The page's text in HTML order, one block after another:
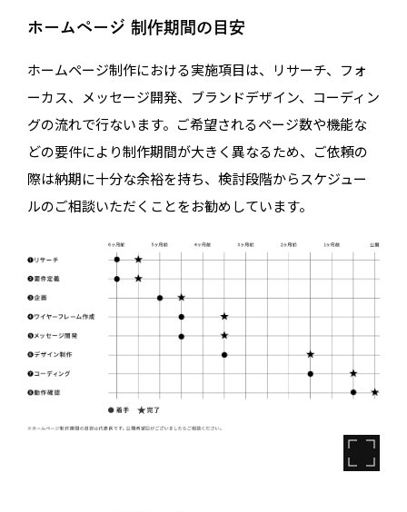
ホームページ 制作期間の目安
ホームページ制作における実施項目は、リサーチ、フォ
ーカス、メッセージ開発、ブランドデザイン、コーディン
グの流れで行ないます。ご希望されるページ数や機能な
どの要件により制作期間が大きく異なるため、ご依頼の
際は納期に十分な余裕を持ち、検討段階からスケジュー
ルのご相談いただくことをお勧めしています。